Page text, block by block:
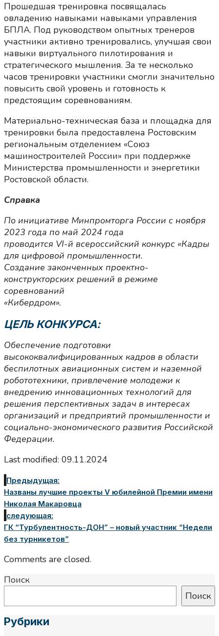
Прошедшая тренировка посвящалась
овладению навыками навыками управления
БПЛА. Под руководством опытных тренеров
участники активно тренировались, улучшая свои
навыки виртуального пилотирования и
стратегического мышления. За те несколько
часов тренировки участники смогли значительно
повысить свой уровень и готовность к
предстоящим соревнованиям.
Материально-техническая база и площадка для
тренировки была предоставлена Ростовским
региональным отделением «Союз
машиностроителей России» при поддержке
Министерства промышленности и энергетики
Ростовской области.
Справка
По инициативе Минпромторга России с ноября
2023 года по май 2024 года
проводится VI-й всероссийский конкурс «Кадры
для цифровой промышленности.
Создание законченных проектно-
конструкторских решений в режиме
соревнований
«Кибердром».
ЦЕЛЬ КОНКУРСА:
Обеспечение подготовки
высококвалифицированных кадров в области
беспилотных авиационных систем и наземной
робототехники, привлечение молодежи к
внедрению инновационных технологий для
решения перспективных задач в интересах
организаций и предприятий промышленности и
социально-экономического развития Российской
Федерации.
Last modified: 09.11.2024
Предыдущая:
Названы лучшие проекты V юбилейной Премии имени
Николая Макаровца
следующая:
ГК “Турбулентность-ДОН” – новый участник “Недели
без турникетов”
Comments are closed.
Поиск
Поиск
Рубрики